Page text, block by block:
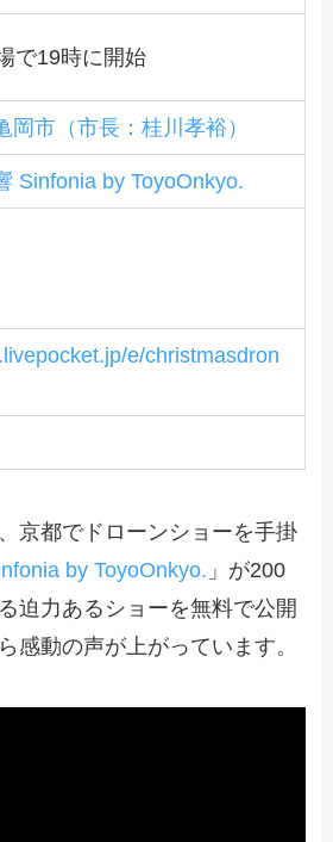
で19時に開始
岡市（市長：桂川孝裕）
Sinfonia by ToyoOnkyo.
e/christmasdron
京都でドローンショーを手掛
by ToyoOnkyo. 」が200
迫力あるショーを無料で公開
感動の声が上がっています。